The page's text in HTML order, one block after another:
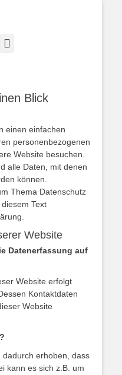
LinkedIn
Blick
einen einfachen
personenbezogenen
Website besuchen.
alle Daten, mit denen
können.
Thema Datenschutz
Text
Website
Datenerfassung auf
Website erfolgt
Kontaktdaten
Website
erhoben, dass
kann es sich z.B. um